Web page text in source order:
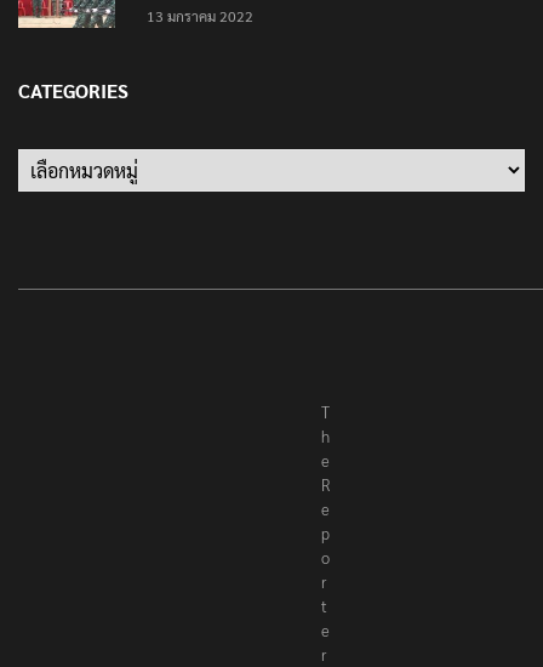
13 มกราคม 2022
CATEGORIES
Categories
T
h
e
R
e
p
o
r
t
e
r